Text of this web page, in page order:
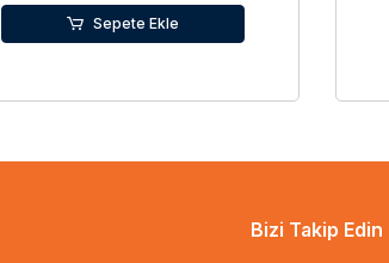
Sepete Ekle
Bizi Takip Edin